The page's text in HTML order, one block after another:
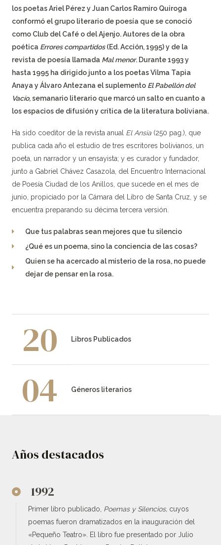
los poetas Ariel Pérez y Juan Carlos Ramiro Quiroga
conformó el grupo literario de poesía que se conoció
como Club del Café o del Ajenjo. Autores de la obra
poética Errores compartidos(Ed. Acción, 1995) y de la
revista de poesía llamada Mal menor. Durante 1993 y
hasta 1995 ha dirigido junto a los poetas Vilma Tapia
Anaya y Álvaro Antezana el suplemento El Pabellón del
Vacío, semanario literario que marcó un salto en cuanto a
los espacios de difusión y crítica de la literatura boliviana.
Ha sido coeditor de la revista anual El Ansia (250 pag.), que
publica cada año el estudio de tres escritores bolivianos, un
poeta, un narrador y un ensayista; y es curador y fundador,
junto a Gabriel Chávez Casazola, del Encuentro Internacional
de Poesía Ciudad de los Anillos, que sucede en el mes de
junio, propiciado por la Cámara del Libro de Santa Cruz, y se
encuentra preparando su décima tercera versión.
Que tus palabras sean mejores que tu silencio
¿Qué es un poema, sino la conciencia de las cosas?
Quien se ha acercado al misterio de la rosa, no puede
dejar de pensar en la rosa.
20 Libros Publicados
04 Géneros literarios
Años destacados
1992
Primer libro publicado, Poemas y Silencios, cuyos
poemas fueron dramatizados en la inauguración del
«Pequeño Teatro». El libro fue presentado por Julio